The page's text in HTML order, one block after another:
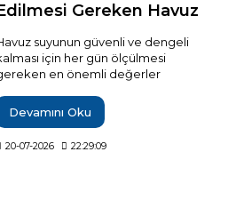
Gereken Havuz
suyunun güvenli ve dengeli
için her gün ölçülmesi
en önemli değerler
havuzlarda bağlı klor, su
ve berraklık da günlük takip
alma yöntemi, ideal kontrol
Devamını Oku
20-07-2026 22:29:09